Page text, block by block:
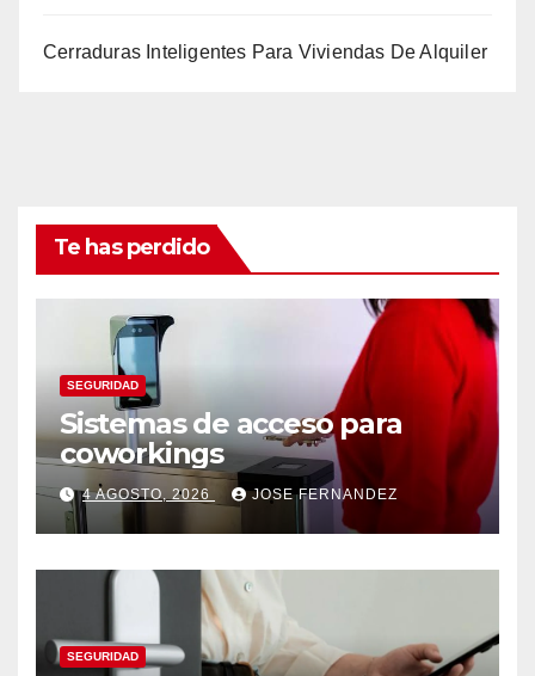
Cerraduras Inteligentes Para Viviendas De Alquiler
Te has perdido
SEGURIDAD
Sistemas de acceso para
coworkings
4 AGOSTO, 2026 JOSE FERNANDEZ
SEGURIDAD